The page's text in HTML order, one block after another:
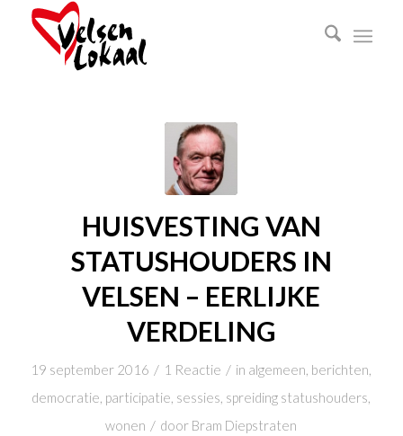
HUISVESTING VAN
STATUSHOUDERS IN
VELSEN – EERLIJKE
VERDELING
19 september 2016 / 1 Reactie / in algemeen, berichten,
democratie, participatie, sessies, spreiding statushouders,
wonen / door Bram Diepstraten